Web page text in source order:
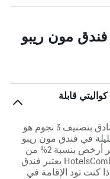
فندق مون ريبو
قابلة
في جنيف، يبلغ متوسط ​​سعر الليلة للفنادق بتصنيف 3 نجوم هو
في فندق مون ريبو
سويس كواليتي حوالي 643 ﷼ وهو سعر أرخص بنسبة 2% من
متوسط الأسعار في المدينة. في HotelsCombined يعتبر فندق
كنت تود الإقامة في